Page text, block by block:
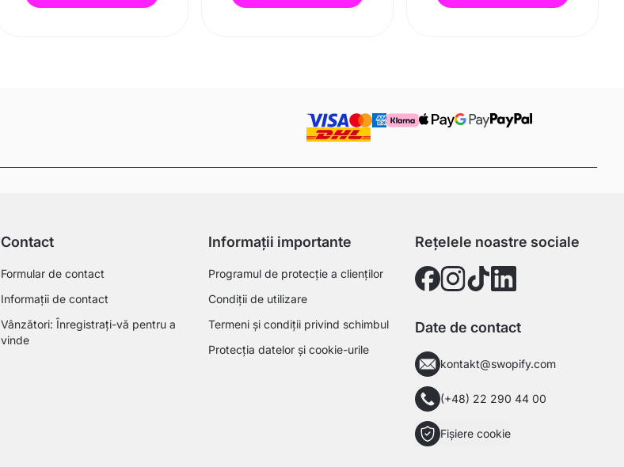
Contact
Formular de contact
Informații de contact
Vânzători: Înregistrați-vă pentru a
vinde
Informații importante
Programul de protecție a clienților
Condiții de utilizare
Termeni și condiții privind schimbul
Protecția datelor și cookie-urile
Rețelele noastre sociale
Date de contact
kontakt@swopify.com
(+48) 22 290 44 00
Fișiere cookie